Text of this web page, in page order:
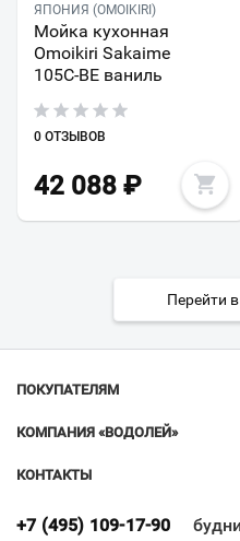
ЯПОНИЯ (OMOIKIRI)
Мойка кухонная
Omoikiri Sakaime
105C-BE ваниль
0 ОТЗЫВОВ
42 088 ₽
Перейти
ПОКУПАТЕЛЯМ
КОМПАНИЯ «ВОДОЛЕЙ»
КОНТАКТЫ
+7 (495) 109-17-90